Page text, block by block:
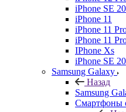
iPhone SE
iPhone 11
iPhone 11
iPhone 11
IPhone Xs
iPhone SE
Samsung Galaxy
Назад
Samsung
Смартфоны